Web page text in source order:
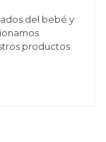
del bebé y
productos.